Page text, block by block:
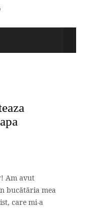
Am avut
bucătăria mea
care mi-a